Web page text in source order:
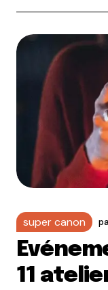
super canon
11